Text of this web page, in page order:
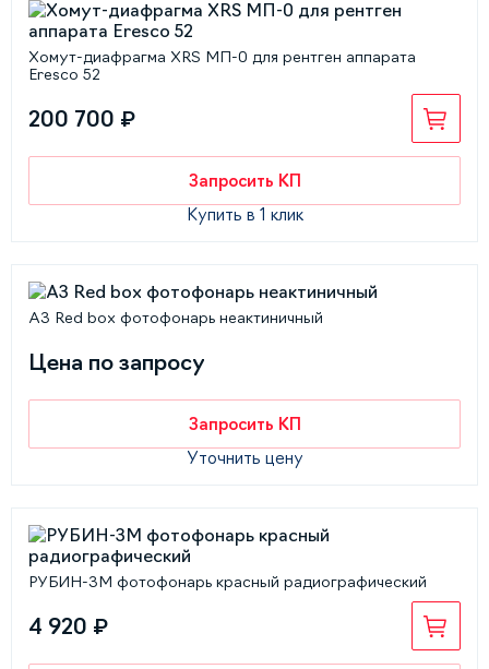
Хомут-диафрагма XRS МП-0 для рентген аппарата
Eresco 52
200 700 ₽
Запросить КП
Купить в 1 клик
А3 Red box фотофонарь неактиничный
Цена по запросу
Запросить КП
Уточнить цену
РУБИН-3М фотофонарь красный радиографический
4 920 ₽